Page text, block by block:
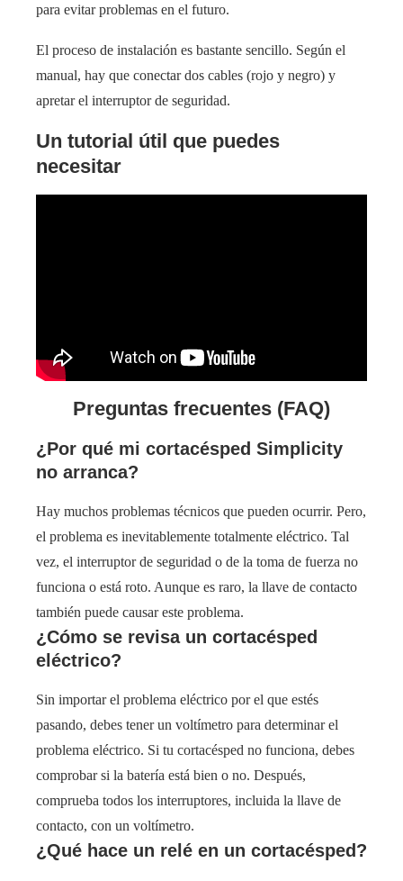
para evitar problemas en el futuro.
El proceso de instalación es bastante sencillo. Según el
manual, hay que conectar dos cables (rojo y negro) y
apretar el interruptor de seguridad.
Un tutorial útil que puedes
necesitar
Preguntas frecuentes (FAQ)
¿Por qué mi cortacésped Simplicity
no arranca?
Hay muchos problemas técnicos que pueden ocurrir. Pero,
el problema es inevitablemente totalmente eléctrico. Tal
vez, el interruptor de seguridad o de la toma de fuerza no
funciona o está roto. Aunque es raro, la llave de contacto
también puede causar este problema.
¿Cómo se revisa un cortacésped
eléctrico?
Sin importar el problema eléctrico por el que estés
pasando, debes tener un voltímetro para determinar el
problema eléctrico. Si tu cortacésped no funciona, debes
comprobar si la batería está bien o no. Después,
comprueba todos los interruptores, incluida la llave de
contacto, con un voltímetro.
¿Qué hace un relé en un cortacésped?